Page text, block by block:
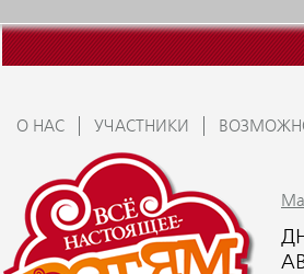
О НАС УЧАСТНИКИ